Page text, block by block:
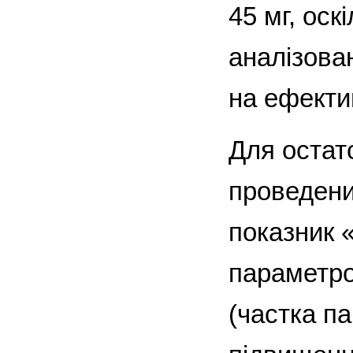
45 мг,
на
Для
показник
(частка